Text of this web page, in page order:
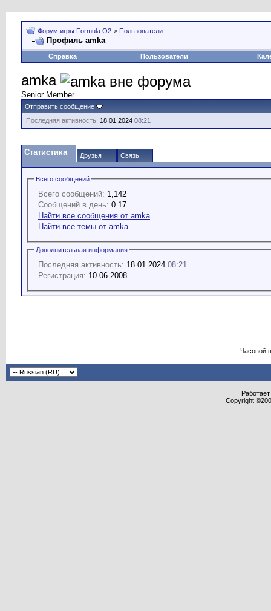
Форум игры Formula O2 > Пользователи
Профиль amka
Справка Пользователи
amka
Senior Member
Отправить сообщение
Последняя активность: 18.01.2024 08:21
Статистика Друзья Связь
Всего сообщений
Всего сообщений: 1,142
Сообщений в день: 0.17
Найти все сообщения от amka
Найти все темы от amka
Дополнительная информация
Последняя активность: 18.01.2024 08:21
Регистрация: 10.06.2008
Часовой
Copyright